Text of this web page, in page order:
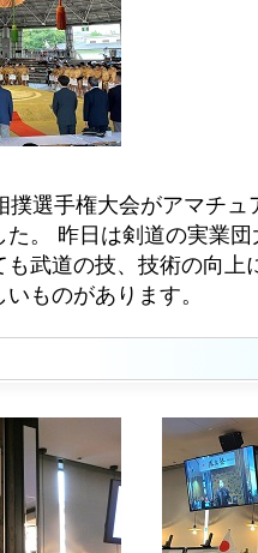
撲選手権大会がアマチ
。 昨日は剣道の実業
も武道の技、技術の向上
ものがあります。